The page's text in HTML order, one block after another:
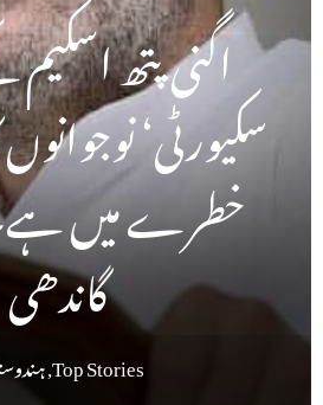
اگنی پتھ
سکیورٹی‘
خطرے میں
گاندھی
Top Stories
,